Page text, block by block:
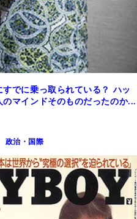
すでに乗っ取られている？ ハッ
マインドそのものだったのか...
政治・国際